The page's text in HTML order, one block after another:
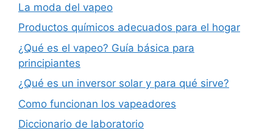
La moda del vapeo
Productos químicos adecuados para el hogar
¿Qué es el vapeo? Guía básica para
principiantes
¿Qué es un inversor solar y para qué sirve?
Como funcionan los vapeadores
Diccionario de laboratorio